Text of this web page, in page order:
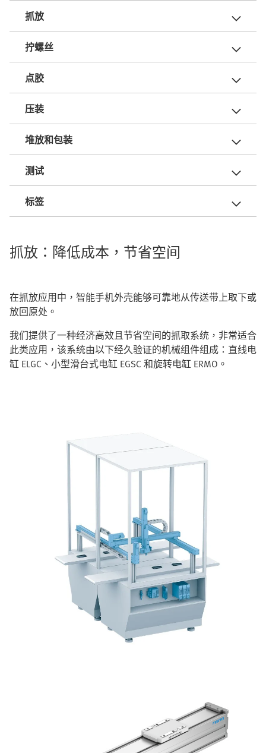
抓放
拧螺丝
点胶
压装
堆放和包装
测试
标签
抓放：降低成本，节省空间
在抓放应用中，智能手机外壳能够可靠地从传送带上取下或
放回原处。
我们提供了一种经济高效且节省空间的抓取系统，非常适合
此类应用，该系统由以下经久验证的机械组件组成：直线电
缸 ELGC、小型滑台式电缸 EGSC 和旋转电缸 ERMO。